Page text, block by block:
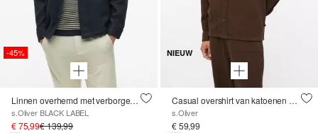
-45%
Linnen overhemd met verborgen knoopsluiting
s.Oliver BLACK LABEL
€ 75,99€ 139,99
NIEUW
Casual overshirt van katoenen mousseline
s.Oliver
€ 59,99